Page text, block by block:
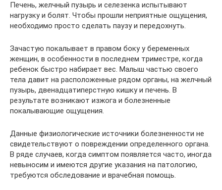
Печень, желчный пузырь и селезенка испытывают
нагрузку и болят. Чтобы прошли неприятные ощущения,
необходимо просто сделать паузу и передохнуть.
Зачастую покалывает в правом боку у беременных
женщин, в особенности в последнем триместре, когда
ребенок быстро набирает вес. Малыш частью своего
тела давит на расположенные рядом органы, на желчный
пузырь, двенадцатиперстную кишку и печень. В
результате возникают изжога и болезненные
покалывающие ощущения.
Данные физиологические источники болезненности не
свидетельствуют о повреждении определенного органа.
В ряде случаев, когда симптом появляется часто, иногда
невыносим и имеются другие указания на патологию,
требуются обследование и врачебная помощь.